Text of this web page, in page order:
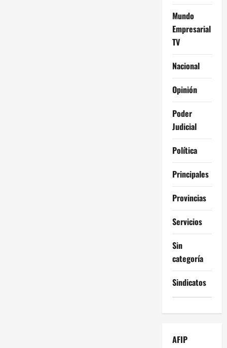
Mundo
Empresarial
TV
Nacional
Opinión
Poder
Judicial
Política
Principales
Provincias
Servicios
Sin
categoría
Sindicatos
AFIP